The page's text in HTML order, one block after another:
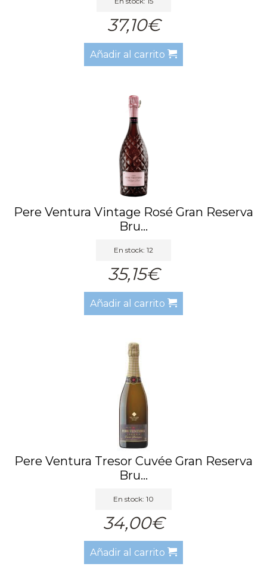
37,10€
Añadir al carrito
Pere Ventura Vintage Rosé Gran Reserva
Bru...
En stock: 12
35,15€
Añadir al carrito
Pere Ventura Tresor Cuvée Gran Reserva
Bru...
En stock: 10
34,00€
Añadir al carrito